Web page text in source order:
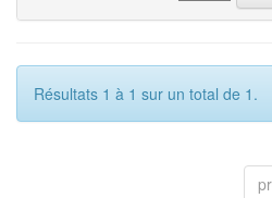
Résultats 1 à 1 sur un total de 1.